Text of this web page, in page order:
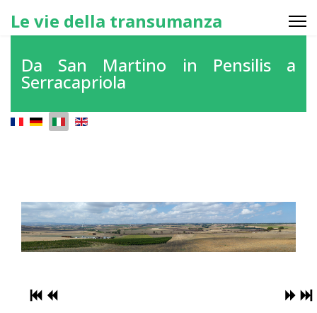
Le vie della transumanza
Da San Martino in Pensilis a
Serracapriola
Seleziona la tua lingua